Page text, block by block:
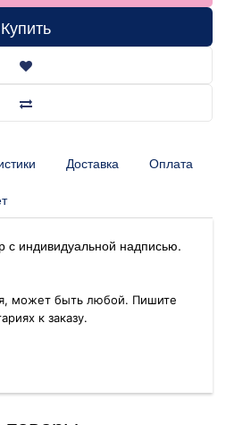
Купить
Доставка Оплата
индивидуальной надписью.
может быть любой. Пишите
к заказу.